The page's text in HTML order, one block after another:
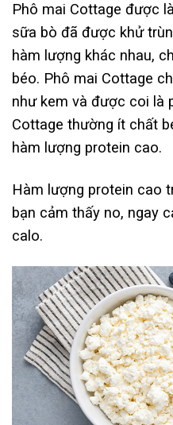
Phô mai Cottage được
sữa bò đã được khử
hàm lượng khác nhau,
béo. Phô mai Cottage
như kem và được coi là
Cottage thường ít chất
hàm lượng protein cao.
Hàm lượng protein cao
bạn cảm thấy no, ngay
calo.